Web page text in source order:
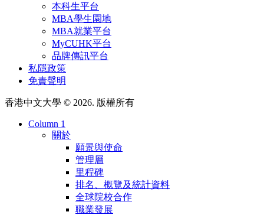
本科生平台
MBA學生園地
MBA就業平台
MyCUHK平台
品牌傳訊平台
私隱政策
免責聲明
香港中文大學 © 2026. 版權所有
Column 1
關於
願景與使命
管理層
里程碑
排名、概覽及統計資料
全球院校合作
職業發展